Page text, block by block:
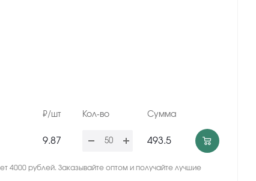
₽/шт Кол-во Сумма
9.87 493.5
4000 рублей. Заказывайте оптом и получайте лучшие